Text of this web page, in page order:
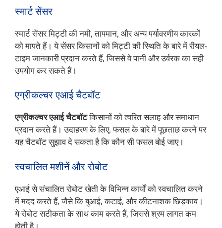
स्मार्ट सेंसर
स्मार्ट सेंसर मिट्टी की नमी, तापमान, और अन्य पर्यावरणीय कारकों
को मापते हैं। ये सेंसर किसानों को मिट्टी की स्थिति के बारे में रीयल-
टाइम जानकारी प्रदान करते हैं, जिससे वे पानी और उर्वरक का सही
उपयोग कर सकते हैं।
एग्रीकल्चर एआई चैटबॉट
एग्रीकल्चर एआई चैटबॉटकिसानों को त्वरित सलाह और समाधान
प्रदान करते हैं। उदाहरण के लिए, फसल के बारे में पूछताछ करने पर
यह चैटबॉट सुझाव दे सकता है कि कौन सी फसल बोई जाए।
स्वचालित मशीनें और रोबोट
एआई से संचालित रोबोट खेती के विभिन्न कार्यों को स्वचालित करने
में मदद करते हैं, जैसे कि बुआई, कटाई, और कीटनाशक छिड़काव।
ये रोबोट सटीकता के साथ काम करते हैं, जिससे श्रम लागत कम
होती है।